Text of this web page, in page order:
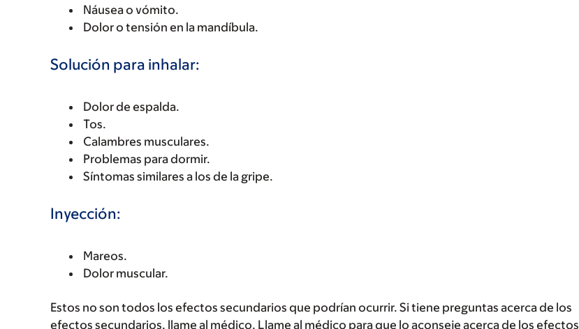
Náusea o vómito.
Dolor o tensión en la mandíbula.
Solución para inhalar:
Dolor de espalda.
Tos.
Calambres musculares.
Problemas para dormir.
Síntomas similares a los de la gripe.
Inyección:
Mareos.
Dolor muscular.
Estos no son todos los efectos secundarios que podrían ocurrir. Si tiene preguntas acerca de los
efectos secundarios, llame al médico. Llame al médico para que lo aconseje acerca de los efectos